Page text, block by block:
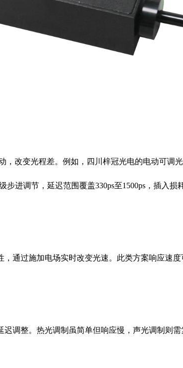
，改变光程差。例如，四川梓冠光电的电动可调
步进调节，延迟范围覆盖330ps至1500ps，插入损
通过施加电场实时改变光速。此类方案响应速
调整。热光调制虽简单但响应慢，声光调制则